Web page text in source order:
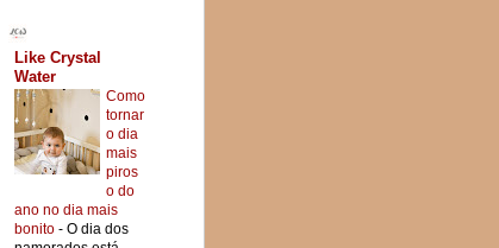
Like Crystal
Water
Como
tornar
o dia
mais
piros
o do
ano no dia mais
bonito - O dia dos